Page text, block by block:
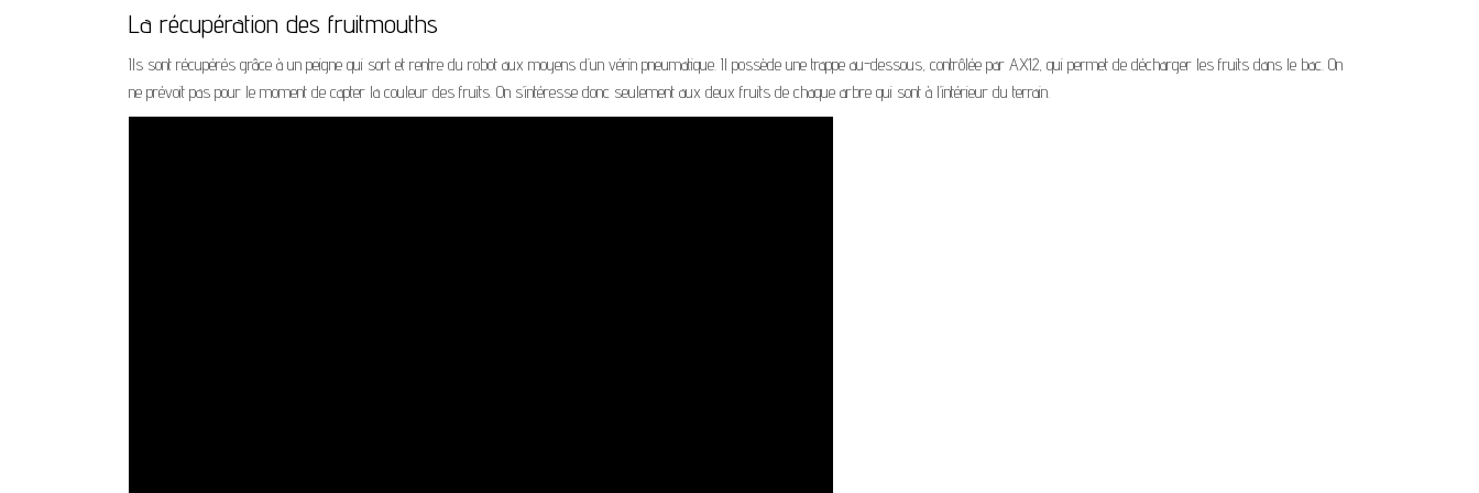
La récupération des fruitmouths
Ils sont récupérés grâce à un peigne qui sort et rentre du robot aux moyens d’un vérin pneumatique. Il possède une trappe au-dessous, contrôlée par AX12, qui permet de décharger les fruits dans le bac. On
ne prévoit pas pour le moment de capter la couleur des fruits. On s’intéresse donc seulement aux deux fruits de chaque arbre qui sont à l’intérieur du terrain.